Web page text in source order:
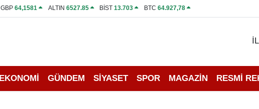
GBP64,1581 ALTIN 6527.85 BİST13.703 BTC 64.927,78
EKONOMİ GÜNDEM SİYASET SPOR MAGAZİN RESMİ